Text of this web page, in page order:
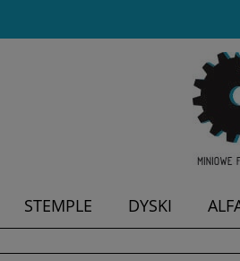
STEMPLE DYSKI